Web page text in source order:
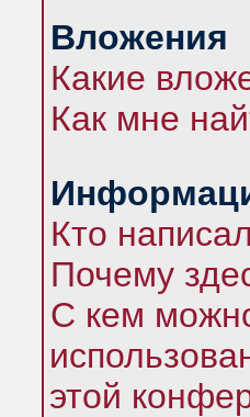
Вложения
Какие
Как мне
Кто
Почему
С кем
этой